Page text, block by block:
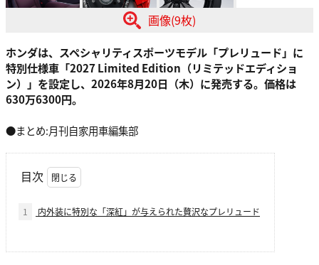
画像(9枚)
ホンダは、スペシャリティスポーツモデル「プレリュード」に
特別仕様車「2027 Limited Edition（リミテッドエディショ
ン）」を設定し、2026年8月20日（木）に発売する。価格は
630万6300円。
●まとめ:月刊自家用車編集部
目次
1 内外装に特別な「深紅」が与えられた贅沢なプレリュード